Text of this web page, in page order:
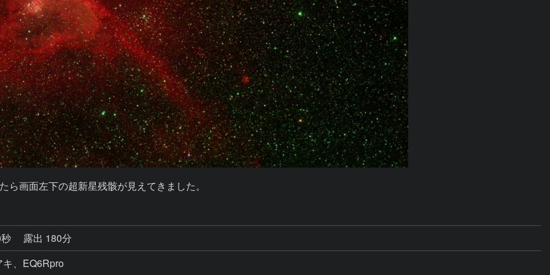
画面左下の超新星残骸が見えてきました。
露出 180分
、EQ6Rpro